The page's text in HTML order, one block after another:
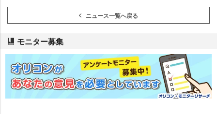
ニュース一覧へ戻る
モニター募集